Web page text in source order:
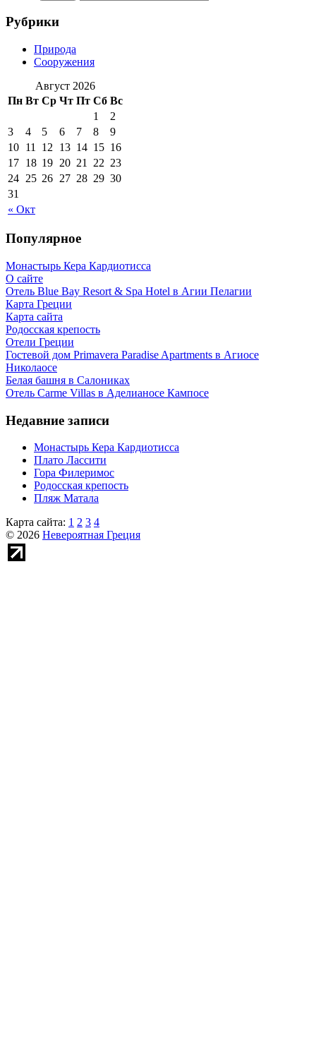
Рубрики
Природа
Сооружения
Август 2026
Пн Вт Ср Чт Пт Сб Вс
« Окт
1
2
3
4 5 6 7 8
9
10 11 12 13 14 15 16
17 18 19 20 21 22 23
24 25 26 27 28 29 30
31
Популярное
Монастырь Кера Кардиотисса
О сайте
Отель Blue Bay Resort & Spa Hotel в Агии Пелагии
Карта Греции
Карта сайта
Родосская крепость
Отели Греции
Гостевой дом Primavera Paradise Apartments в Агиосе
Николаосе
Белая башня в Салониках
Отель Carme Villas в Аделианосе Кампосе
Недавние записи
Монастырь Кера Кардиотисса
Плато Лассити
Гора Филеримос
Родосская крепость
Пляж Матала
Карта сайта: 1 2 3 4
© 2026 Невероятная Греция